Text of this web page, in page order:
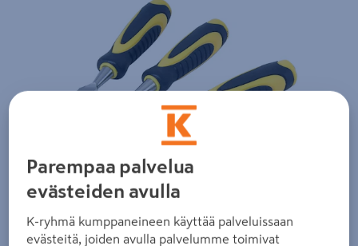
Parempaa palvelua
evästeiden avulla
K-ryhmä kumppaneineen käyttää palveluissaan
evästeitä, joiden avulla palvelumme toimivat